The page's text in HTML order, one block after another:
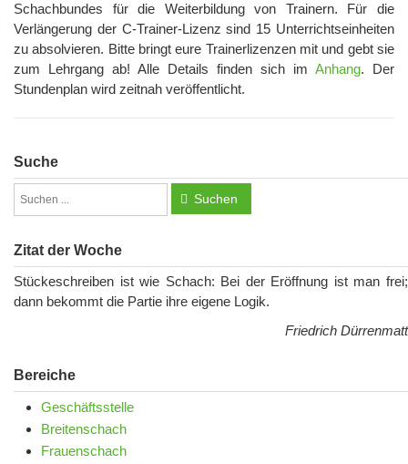
Schachbundes für die Weiterbildung von Trainern. Für die
Verlängerung der C-Trainer-Lizenz sind 15 Unterrichtseinheiten
zu absolvieren. Bitte bringt eure Trainerlizenzen mit und gebt sie
zum Lehrgang ab! Alle Details finden sich im Anhang. Der
Stundenplan wird zeitnah veröffentlicht.
Suche
Suchen
Zitat der Woche
Stückeschreiben ist wie Schach: Bei der Eröffnung ist man frei;
dann bekommt die Partie ihre eigene Logik.
Friedrich Dürrenmatt
Bereiche
Geschäftsstelle
Breitenschach
Frauenschach